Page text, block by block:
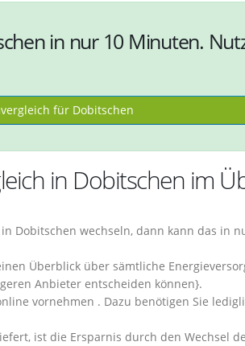
in nur 10 Minuten.
für Dobitschen
in Dobitschen im
Dobitschen wechseln, dann kann das in
Überblick über sämtliche
Anbieter entscheiden können}.
vornehmen . Dazu benötigen Sie
ist die Ersparnis durch den Wechsel